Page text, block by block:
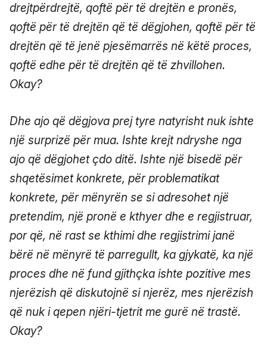
drejtpërdrejtë, qoftë për të drejtën e pronës,
qoftë për të drejtën që të dëgjohen, qoftë për të
drejtën që të jenë pjesëmarrës në këtë proces,
qoftë edhe për të drejtën që të zhvillohen.
Okay?
Dhe ajo që dëgjova prej tyre natyrisht nuk ishte
një surprizë për mua. Ishte krejt ndryshe nga
ajo që dëgjohet çdo ditë. Ishte një bisedë për
shqetësimet konkrete, për problematikat
konkrete, për mënyrën se si adresohet një
pretendim, një pronë e kthyer dhe e regjistruar,
por që, në rast se kthimi dhe regjistrimi janë
bërë në mënyrë të parregullt, ka gjykatë, ka një
proces dhe në fund gjithçka ishte pozitive mes
njerëzish që diskutojnë si njerëz, mes njerëzish
që nuk i qepen njëri-tjetrit me gurë në trastë.
Okay?